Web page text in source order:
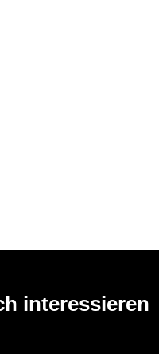
interessieren